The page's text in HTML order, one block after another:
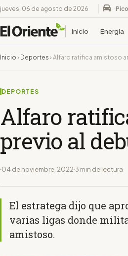
jueves, 06 de agosto de 2026
Inicio Energía
Inicio › Deportes › Alfaro ratifica amistoso
DEPORTES
Alfaro
previo al
04 de noviembre, 20223 min de lectura
El estratega dijo que
varias ligas donde
amistoso.